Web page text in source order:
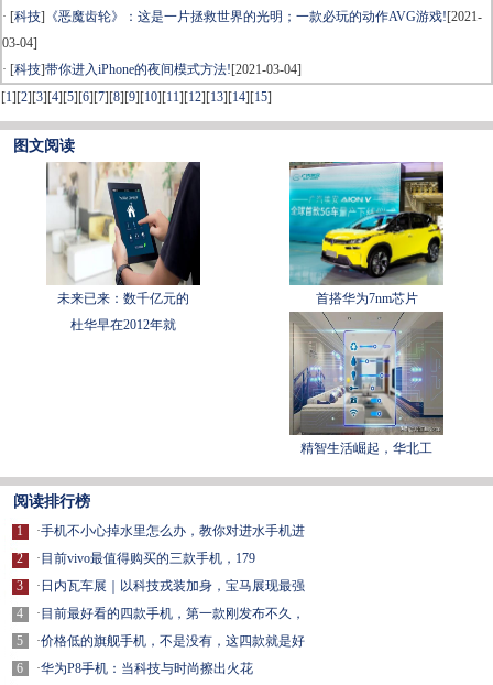
· [科技] 《恶魔齿轮》：这是一片拯救世界的光明；一款必玩的动作AVG游戏![2021-
03-04]
· [科技]带你进入iPhone的夜间模式方法![2021-03-04]
[1][2][3][4][5][6][7][8][9][10][11][12][13][14][15]
图文阅读
未来已来：数千亿元的
首搭华为7nm芯片
杜华早在2012年就
精智生活崛起，华北工
阅读排行榜
1
2
3
4
5
6
·手机不小心掉水里怎么办，教你对进水手机进
· 目前vivo最值得购买的三款手机，179
· 日内瓦车展｜以科技戎装加身，宝马展现最强
· 目前最好看的四款手机，第一款刚发布不久，
·价格低的旗舰手机，不是没有，这四款就是好
·华为P8手机：当科技与时尚擦出火花